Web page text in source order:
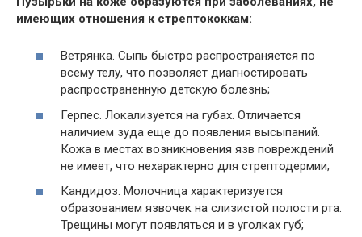
имеющих отношения к стрептококкам:
Ветрянка. Сыпь быстро распространяется по
всему телу, что позволяет диагностировать
распространенную детскую болезнь;
Герпес. Локализуется на губах. Отличается
наличием зуда еще до появления высыпаний.
Кожа в местах возникновения язв повреждений
не имеет, что нехарактерно для стрептодермии;
Кандидоз. Молочница характеризуется
образованием язвочек на слизистой полости рта.
Трещины могут появляться и в уголках губ;